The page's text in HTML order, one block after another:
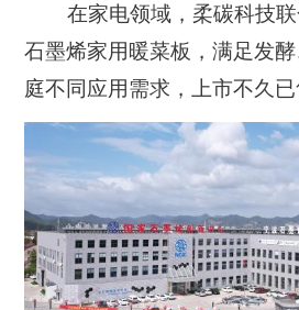
在家电领域，柔碳科技
石墨烯家用暖菜板，满足发
庭不同应用需求，上市不久